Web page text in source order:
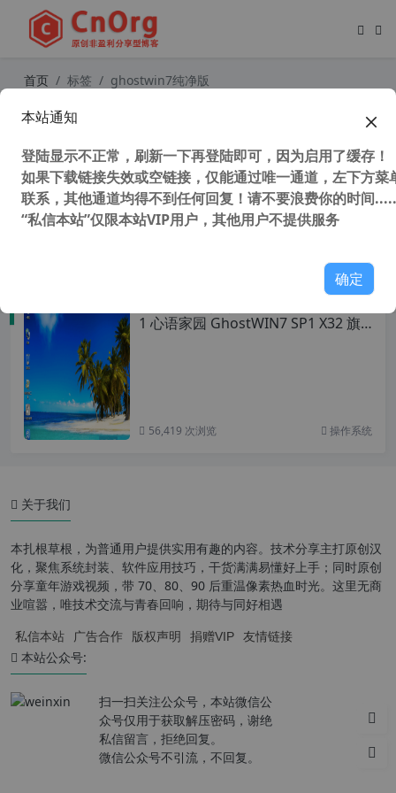
首页 标签 ghostwin7纯净版
心语家园 Ghostwin7极限精简老爷机
M
1 心语家园 GhostWIN7 SP1 X32 旗
56,419 次浏览 操作系统
关于我们
本扎根草根，为普通用户提供实用有趣的内容。技术分享主打原创汉
化，聚焦系统封装、软件应用技巧，干货满满易懂好上手；同时原创
分享童年游戏视频，带 70、80、90 后重温像素热血时光。这里无商
业喧嚣，唯技术交流与青春回响，期待与同好相遇
私信本站 广告合作 版权声明 捐赠VIP 友情链接
本站公众号:
扫一扫关注公众号，本站微信公
众号仅用于获取解压密码，谢绝
私信留言，拒绝回复。
微信公众号不引流，不回复。
本站通知
登陆显示不正常，刷新一下再登陆即可，因为启用了缓存！
如果下载链接失效或空链接，仅能通过唯一通道，左下方菜
联系，其他通道均得不到任何回复！请不要浪费你的时间
“私信本站”仅限本站VIP用户，其他用户不提供服务
确定